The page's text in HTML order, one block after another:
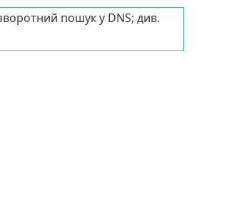
пошук у DNS; див.